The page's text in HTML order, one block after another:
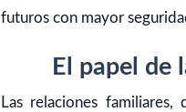
futuros con mayor
El papel de
Las relaciones